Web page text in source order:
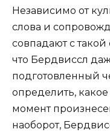
Независимо от
слова и
совпадают с
что Бердвиссл
подготовленный
определить,
момент
наоборот,